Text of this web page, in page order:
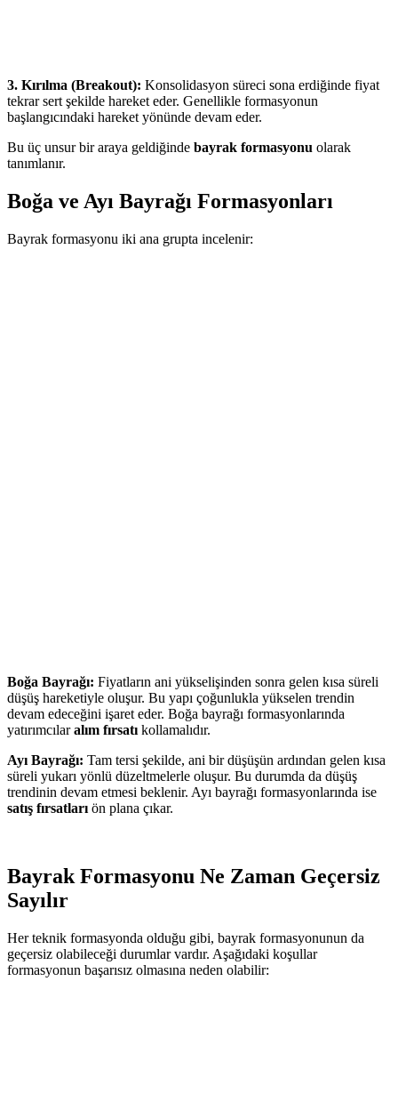
3. Kırılma (Breakout): Konsolidasyon süreci sona erdiğinde fiyat
tekrar sert şekilde hareket eder. Genellikle formasyonun
başlangıcındaki hareket yönünde devam eder.
Bu üç unsur bir araya geldiğinde bayrak formasyonu olarak
tanımlanır.
Boğa ve Ayı Bayrağı Formasyonları
Bayrak formasyonu iki ana grupta incelenir:
Boğa Bayrağı: Fiyatların ani yükselişinden sonra gelen kısa süreli
düşüş hareketiyle oluşur. Bu yapı çoğunlukla yükselen trendin
devam edeceğini işaret eder. Boğa bayrağı formasyonlarında
yatırımcılaralım fırsatı kollamalıdır.
Ayı Bayrağı: Tam tersi şekilde, ani bir düşüşün ardından gelen kısa
süreli yukarı yönlü düzeltmelerle oluşur. Bu durumda da düşüş
trendinin devam etmesi beklenir. Ayı bayrağı formasyonlarında ise
satış fırsatları ön plana çıkar.
Bayrak Formasyonu Ne Zaman Geçersiz
Sayılır
Her teknik formasyonda olduğu gibi, bayrak formasyonunun da
geçersiz olabileceği durumlar vardır. Aşağıdaki koşullar
formasyonun başarısız olmasına neden olabilir: